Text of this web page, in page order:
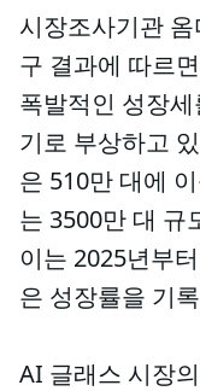
시장조사기관
구 결과에 따르
폭발적인 성장
기로 부상하고
은 510만 대에
는 3500만 대 규
이는 2025년부
은 성장률을 기
AI 글래스 시장